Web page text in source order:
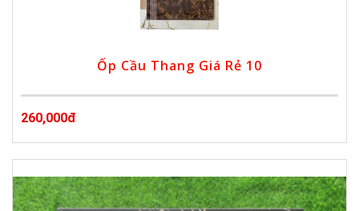
Ốp Cầu Thang Giá Rẻ 10
260,000đ